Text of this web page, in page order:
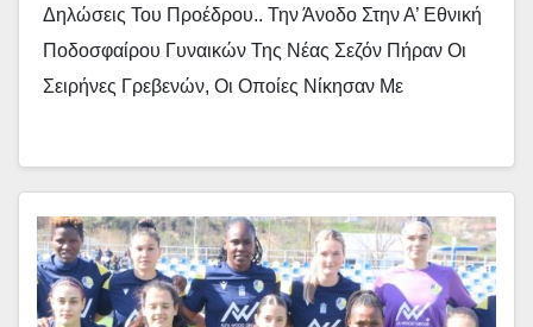
Δηλώσεις Του Προέδρου.. Την Άνοδο Στην Α’ Εθνική
Ποδοσφαίρου Γυναικών Της Νέας Σεζόν Πήραν Οι
Σειρήνες Γρεβενών, Οι Οποίες Νίκησαν Με